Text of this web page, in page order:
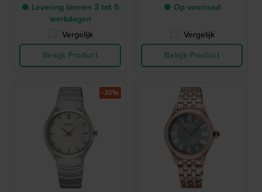
● Levering binnen 3 tot 5
werkdagen
Vergelijk
Bekijk Product
● Op voorraad
Vergelijk
Bekijk Product
-30%